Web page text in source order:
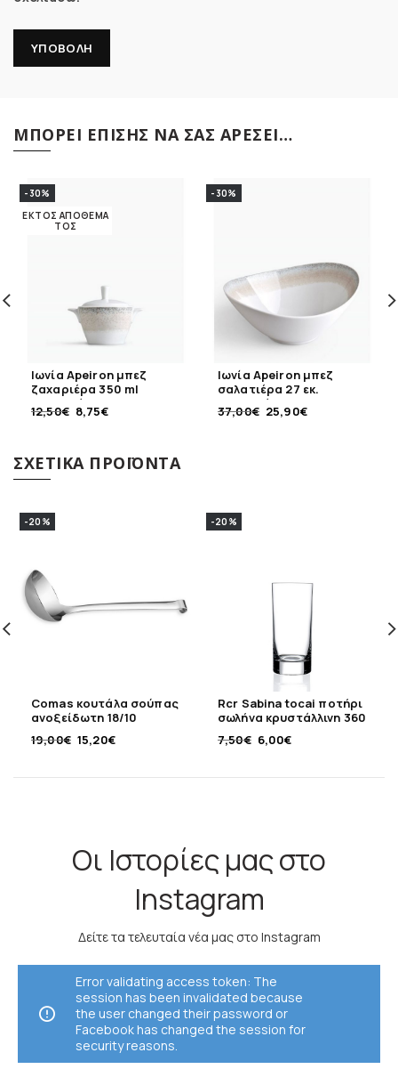
ΜΠΟΡΕΊ ΕΠΊΣΗΣ ΝΑ ΣΑΣ ΑΡΈΣΕΙ…
-30%
ΕΚΤΌΣ ΑΠΟΘΈΜΑ
ΤΟΣ
Ιωνία Apeiron μπεζ
ζαχαριέρα 350 ml
πορσελάνης
12,50€ 8,75€
-30%
Ιωνία Apeiron μπεζ
σαλατιέρα 27 εκ.
πορσελάνης
37,00€ 25,90€
ΣΧΕΤΙΚΆ ΠΡΟΪΌΝΤΑ
-20%
Comas κουτάλα σούπας
ανοξείδωτη 18/10
19,00€ 15,20€
-20%
Rcr Sabina tocai ποτήρι
σωλήνα κρυστάλλινη 360
7,50€ 6,00€
Οι Ιστορίες μας στο
Instagram
Δείτε τα τελευταία νέα μας στο Instagram
Error validating access token: The
session has been invalidated because
the user changed their password or
Facebook has changed the session for
security reasons.